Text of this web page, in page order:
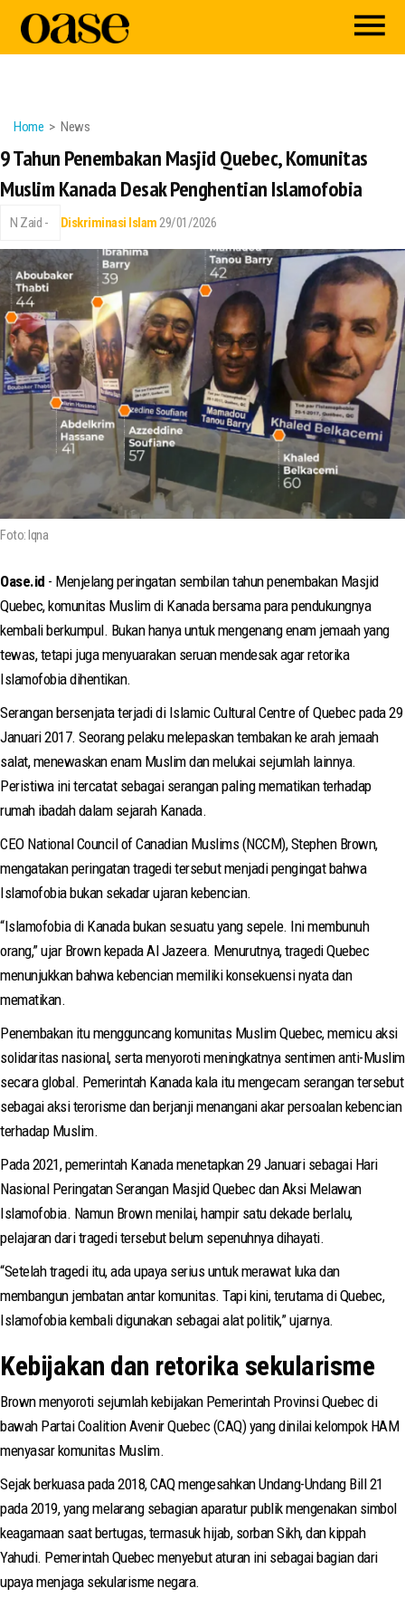
Home News
9 Tahun Penembakan Masjid Quebec, Komunitas
Muslim Kanada Desak Penghentian Islamofobia
N Zaid - Diskriminasi Islam29/01/2026
Foto: Iqna
Oase.id - Menjelang peringatan sembilan tahun penembakan Masjid
Quebec, komunitas Muslim di Kanada bersama para pendukungnya
kembali berkumpul. Bukan hanya untuk mengenang enam jemaah yang
tewas, tetapi juga menyuarakan seruan mendesak agar retorika
Islamofobia dihentikan.
Serangan bersenjata terjadi di Islamic Cultural Centre of Quebec pada 29
Januari 2017. Seorang pelaku melepaskan tembakan ke arah jemaah
salat, menewaskan enam Muslim dan melukai sejumlah lainnya.
Peristiwa ini tercatat sebagai serangan paling mematikan terhadap
rumah ibadah dalam sejarah Kanada.
CEO National Council of Canadian Muslims (NCCM), Stephen Brown,
mengatakan peringatan tragedi tersebut menjadi pengingat bahwa
Islamofobia bukan sekadar ujaran kebencian.
“Islamofobia di Kanada bukan sesuatu yang sepele. Ini membunuh
orang,” ujar Brown kepada Al Jazeera. Menurutnya, tragedi Quebec
menunjukkan bahwa kebencian memiliki konsekuensi nyata dan
mematikan.
Penembakan itu mengguncang komunitas Muslim Quebec, memicu aksi
solidaritas nasional, serta menyoroti meningkatnya sentimen anti-Muslim
secara global. Pemerintah Kanada kala itu mengecam serangan tersebut
sebagai aksi terorisme dan berjanji menangani akar persoalan kebencian
terhadap Muslim.
Pada 2021, pemerintah Kanada menetapkan 29 Januari sebagai Hari
Nasional Peringatan Serangan Masjid Quebec dan Aksi Melawan
Islamofobia. Namun Brown menilai, hampir satu dekade berlalu,
pelajaran dari tragedi tersebut belum sepenuhnya dihayati.
“Setelah tragedi itu, ada upaya serius untuk merawat luka dan
membangun jembatan antar komunitas. Tapi kini, terutama di Quebec,
Islamofobia kembali digunakan sebagai alat politik,” ujarnya.
Kebijakan dan retorika sekularisme
Brown menyoroti sejumlah kebijakan Pemerintah Provinsi Quebec di
bawah Partai Coalition Avenir Quebec (CAQ) yang dinilai kelompok HAM
menyasar komunitas Muslim.
Sejak berkuasa pada 2018, CAQ mengesahkan Undang-Undang Bill 21
pada 2019, yang melarang sebagian aparatur publik mengenakan simbol
keagamaan saat bertugas, termasuk hijab, sorban Sikh, dan kippah
Yahudi. Pemerintah Quebec menyebut aturan ini sebagai bagian dari
upaya menjaga sekularisme negara.